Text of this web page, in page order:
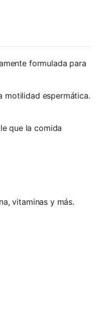
formulada para
motilidad espermática.
que la comida
vitaminas y más.